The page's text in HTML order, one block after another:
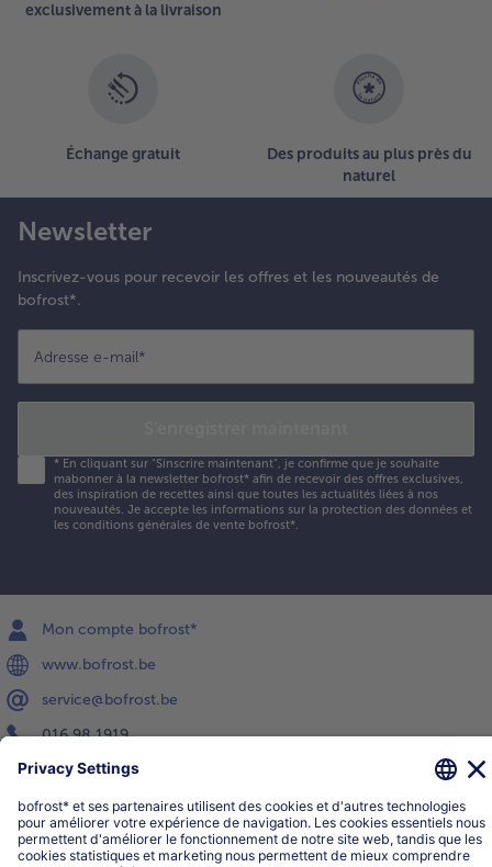
exclusivement à la livraison
Échange gratuit
Des produits au plus près du
naturel
Newsletter
Inscrivez-vous pour recevoir les offres et les nouveautés de
bofrost*.
Adresse e-mail*
* En cliquant sur "Sinscrire maintenant", je confirme que je souhaite
mabonner à la newsletter bofrost* afin de recevoir des offres exclusives,
des inspiration de recettes ainsi que toutes les actualités liées à nos
nouveautés. Je accepte les informations sur la protection des données et
les conditions générales de vente bofrost*.
Mon compte bofrost*
www.bofrost.be
service@bofrost.be
016 98 1919
Service